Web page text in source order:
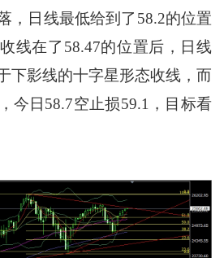
，日线最低给到了58.2的位置
线在了58.47的位置后，日线
下影线的十字星形态收线，而
今日58.7空止损59.1，目标看